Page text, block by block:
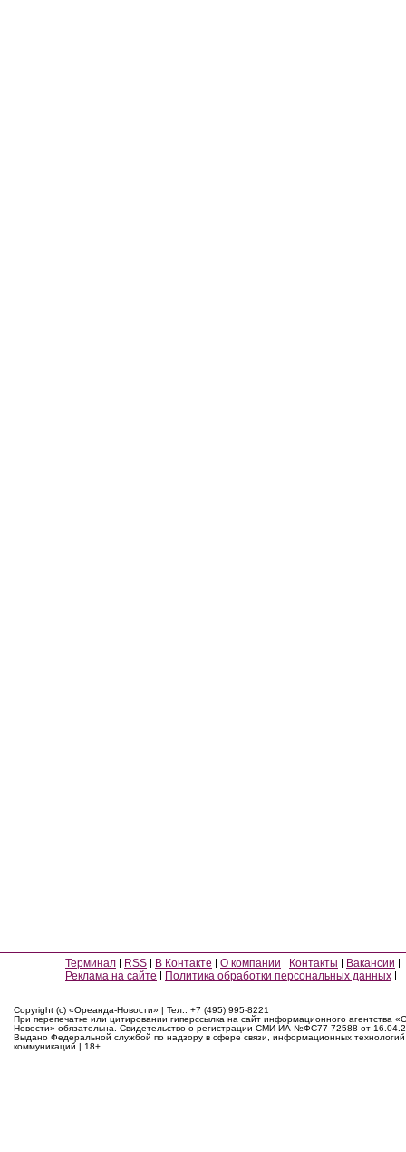
Терминал RSS В Контакте О компании Контакты
Вакансии
Реклама на сайте
Политика обработки персональных данных
Copyright (c) «Ореанда-Новости» | Тел.: +7 (495) 995-8221
При перепечатке или цитировании гиперссылка на сайт информационного агентства
Новости» обязательна. Свидетельство о регистрации СМИ ИА №ФС77-72588 от
Выдано Федеральной службой по надзору в сфере связи, информационных
коммуникаций | 18+